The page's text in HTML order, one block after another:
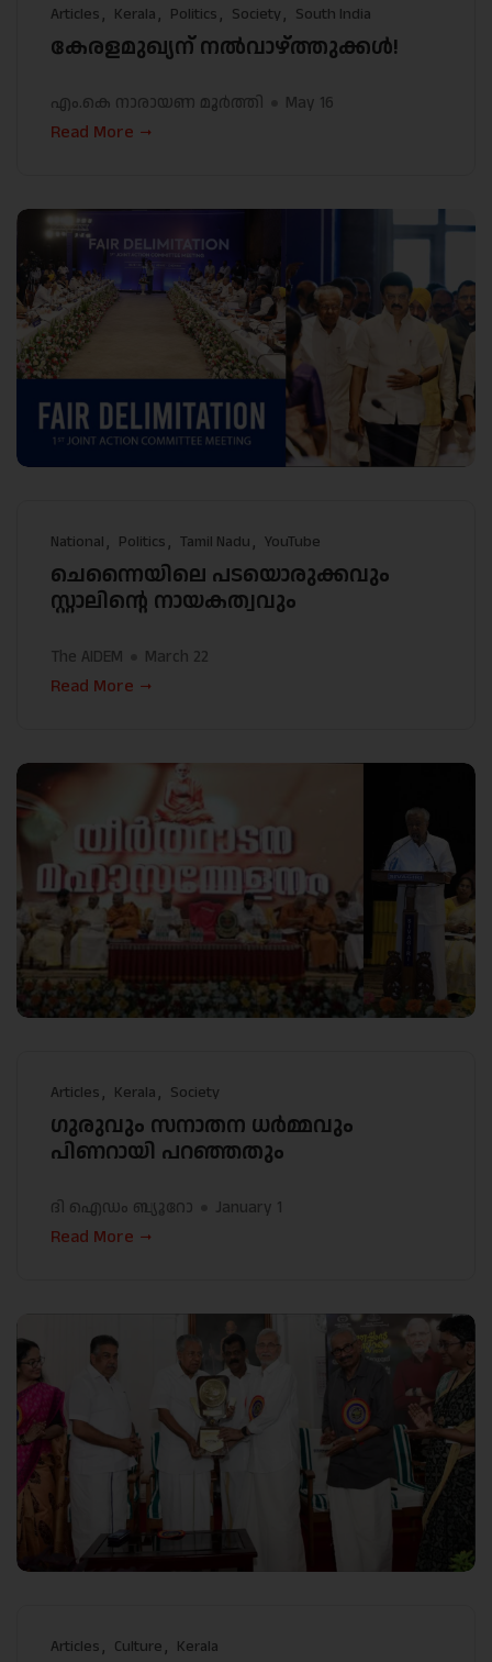
Articles Kerala Politics Society South India
കേരളമുഖ്യന് നൽവാഴ്ത്തുക്കൾ!
എം.കെ നാരായണ മൂർത്തി May 16
Read More
National Politics Tamil Nadu YouTube
ചെന്നൈയിലെ പടയൊരുക്കവും
സ്റ്റാലിന്റെ നായകത്വവും
The AIDEM March 22
Read More
Articles Kerala Society
ഗുരുവും സനാതന ധർമ്മവും
പിണറായി പറഞ്ഞതും
ദി ഐഡം ബ്യൂറോ January 1
Read More
Articles Culture Kerala